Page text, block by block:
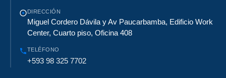
DIRECCIÓN
Miguel Cordero Dávila y Av Paucarbamba, Edificio Work
Center, Cuarto piso, Oficina 408
TELÉFONO
+593 98 325 7702